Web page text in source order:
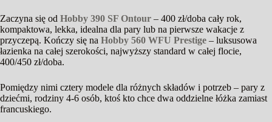
Zaczyna się od Hobby 390 SF Ontour – 400 zł/doba cały rok,
kompaktowa, lekka, idealna dla pary lub na pierwsze wakacje z
przyczepą. Kończy się na Hobby 560 WFU Prestige – luksusowa
łazienka na całej szerokości, najwyższy standard w całej flocie,
400/450 zł/doba.
Pomiędzy nimi cztery modele dla różnych składów i potrzeb – pary z
dziećmi, rodziny 4-6 osób, ktoś kto chce dwa oddzielne łóżka zamiast
francuskiego.